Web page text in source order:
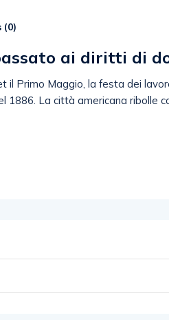
(0)
ai diritti di
Primo Maggio, la festa dei
La città americana ribolle